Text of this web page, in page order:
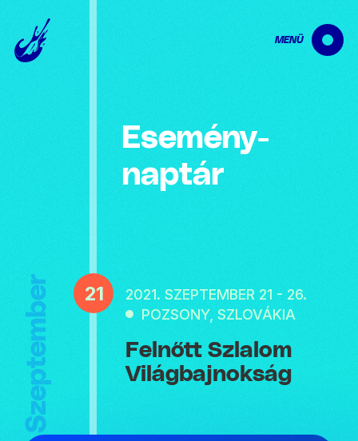
MENÜ
Esemény­
naptár
Szeptember 21
2021. SZEPTEMBER 21 - 26.
POZSONY, SZLOVÁKIA
Felnőtt Szlalom
Világbajnokság